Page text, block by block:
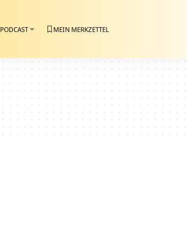
PODCAST MEIN MERKZETTEL